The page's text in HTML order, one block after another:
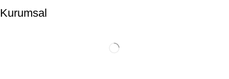
Kurumsal